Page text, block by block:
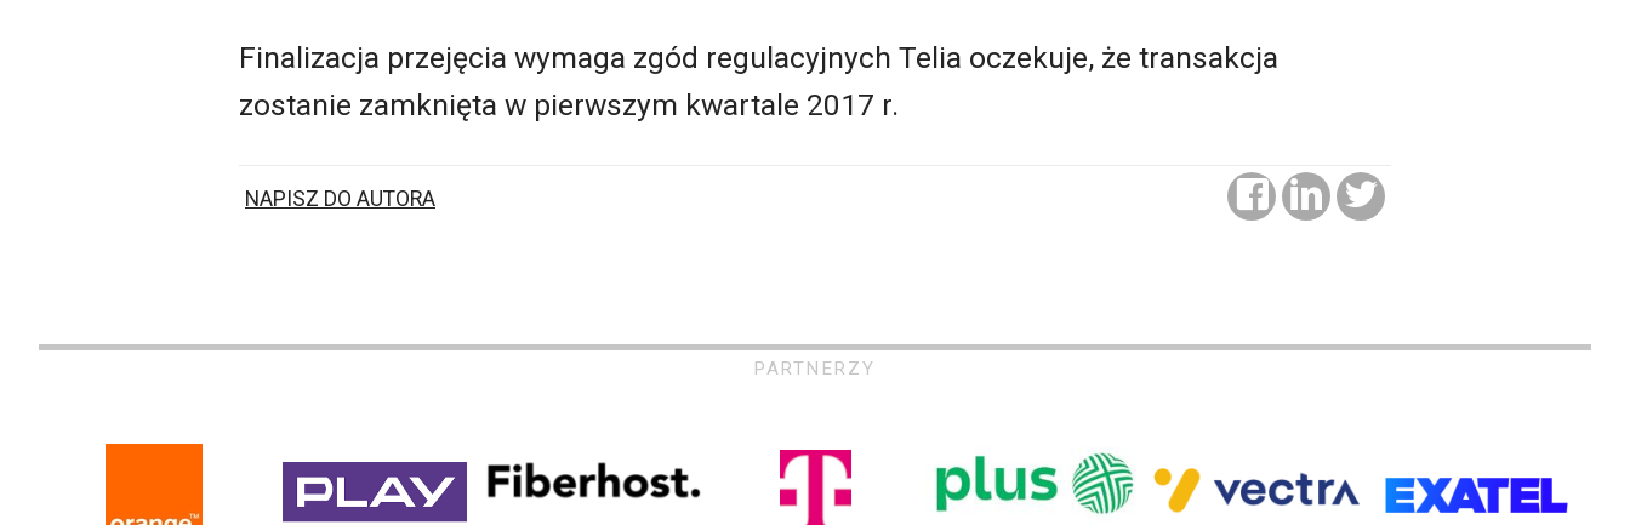
Finalizacja przejęcia wymaga zgód regulacyjnych Telia oczekuje, że transakcja
zostanie zamknięta w pierwszym kwartale 2017 r.
NAPISZ DO AUTORA
PARTNERZY